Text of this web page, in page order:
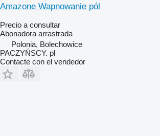
Amazone Wapnowanie pól
Precio a consultar
Abonadora arrastrada
Polonia, Bolechowice
PACZYŃSCY. pl
Contacte con el vendedor